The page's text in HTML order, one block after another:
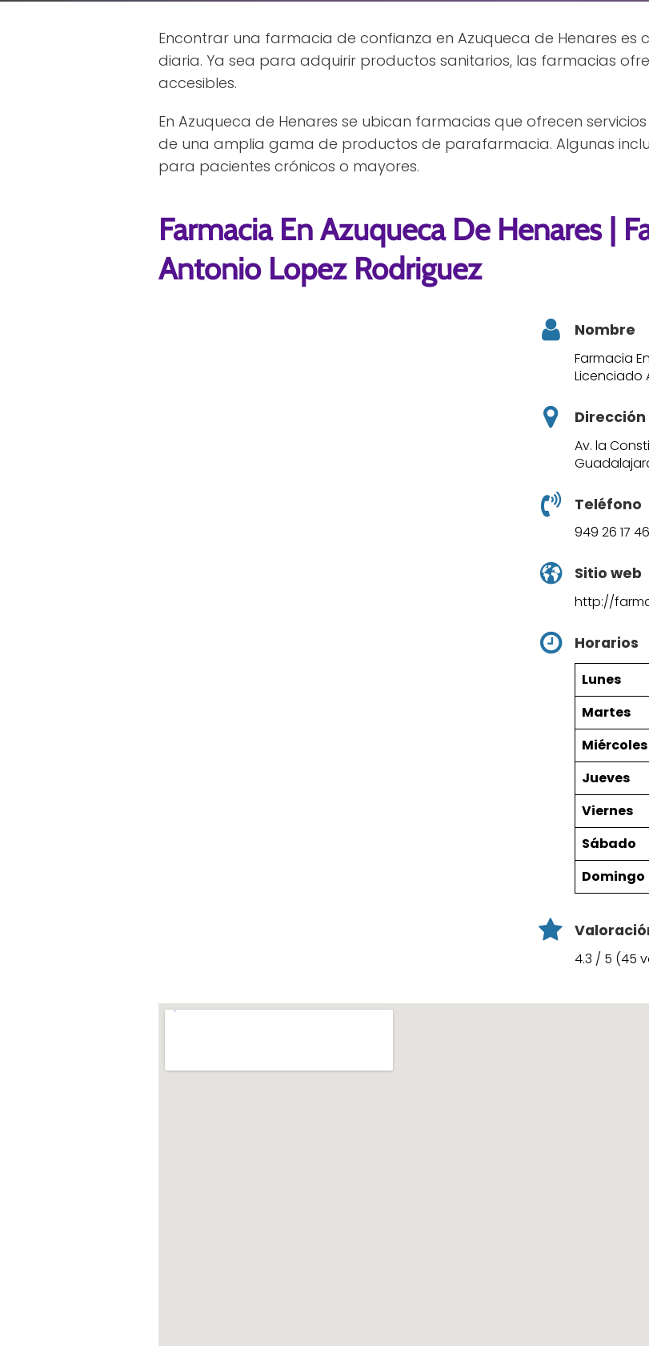
Encontrar una farmacia de confianza en Azuqueca de Henares
diaria. Ya sea para adquirir productos sanitarios, las farmacias
accesibles.
En Azuqueca de Henares se ubican farmacias que ofrecen
de una amplia gama de productos de parafarmacia. Algunas
para pacientes crónicos o mayores.
Farmacia En Azuqueca De Henares |
Antonio Lopez Rodriguez
Nombre
Farmacia
Licenciado
Dirección
Av. la
Teléfono
949 26 17 46
Sitio web
http://
Horarios
Lunes
Martes
Miércoles
Jueves
Viernes
Sábado
Domingo
4.3 / 5 (45